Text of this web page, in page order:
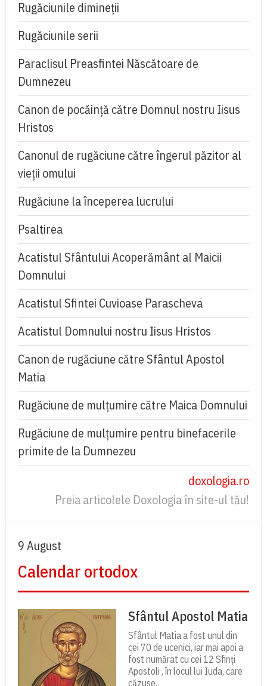
Rugăciunile dimineții
Rugăciunile serii
Paraclisul Preasfintei Născătoare de
Dumnezeu
Canon de pocăință către Domnul nostru Iisus
Hristos
Canonul de rugăciune către îngerul păzitor al
vieții omului
Rugăciune la începerea lucrului
Psaltirea
Acatistul Sfântului Acoperământ al Maicii
Domnului
Acatistul Sfintei Cuvioase Parascheva
Acatistul Domnului nostru Iisus Hristos
Canon de rugăciune către Sfântul Apostol
Matia
Rugăciune de mulţumire către Maica Domnului
Rugăciune de mulțumire pentru binefacerile
primite de la Dumnezeu
doxologia.ro
Preia articolele Doxologia în site-ul tău!
9 August
Calendar ortodox
Sfântul Apostol Matia
Sfântul Matia a fost unul din
cei 70 de ucenici, iar mai apoi a
fost numărat cu cei 12 Sfinți
Apostoli , în locul lui Iuda, care
căzuse.